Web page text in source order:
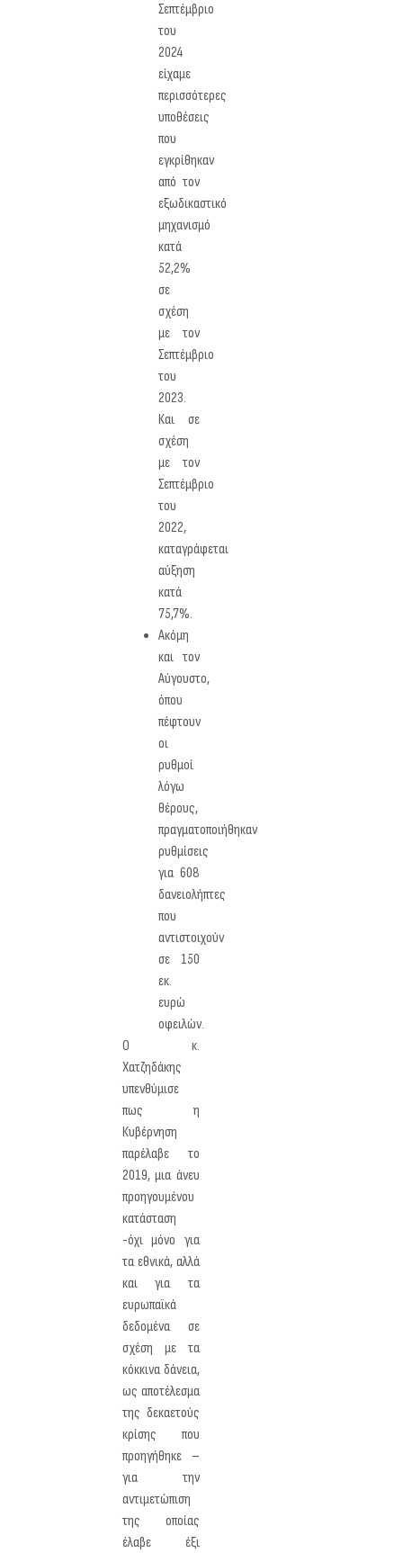
Σεπτέμβριο
του
2024
είχαμε
περισσότερες
υποθέσεις
που
εγκρίθηκαν
από τον
εξωδικαστικό
μηχανισμό
κατά
52,2%
σε
σχέση
με τον
Σεπτέμβριο
του
2023.
Και σε
σχέση
με τον
Σεπτέμβριο
του
2022,
καταγράφεται
αύξηση
κατά
75,7%.
Ακόμη
και τον
Αύγουστο,
όπου
πέφτουν
οι
ρυθμοί
λόγω
θέρους,
πραγματοποιήθηκαν
ρυθμίσεις
για 608
δανειολήπτες
που
αντιστοιχούν
σε 150
εκ.
ευρώ
οφειλών.
Ο κ.
Χατζηδάκης
υπενθύμισε
πως η
Κυβέρνηση
παρέλαβε το
2019, μια άνευ
προηγουμένου
κατάσταση
-όχι μόνο για
τα εθνικά, αλλά
και για τα
ευρωπαϊκά
δεδομένα σε
σχέση με τα
κόκκινα δάνεια,
ως αποτέλεσμα
της δεκαετούς
κρίσης που
προηγήθηκε –
για την
αντιμετώπιση
της οποίας
έλαβε έξι